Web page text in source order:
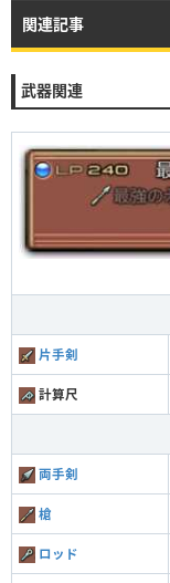
関連記事
武器関連
片手剣
計算尺
両手剣
槍
ロッド